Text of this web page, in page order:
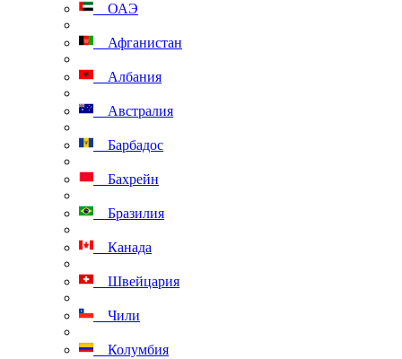
ОАЭ
Афганистан
Албания
Австралия
Барбадос
Бахрейн
Бразилия
Канада
Швейцария
Чили
Колумбия